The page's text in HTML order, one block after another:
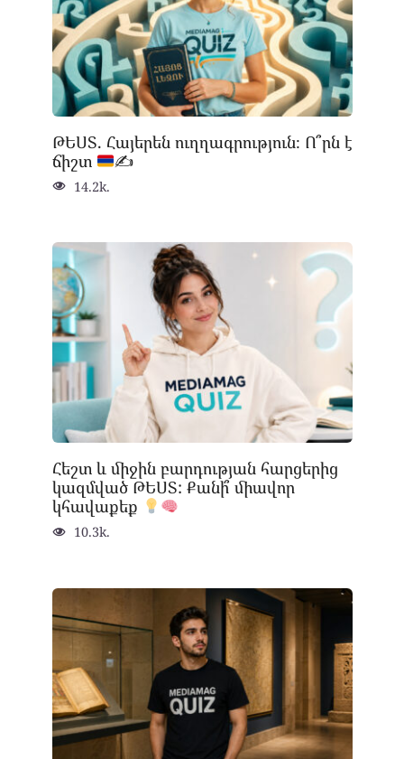
ԹԵՍՏ. Հայերեն ուղղագրություն։ Ո՞րն է
ճիշտ
✍
14.2k.
Հեշտ և միջին բարդության հարցերից
կազմված ԹԵՍՏ: Քանի՞ միավոր
կհավաքեք
10.3k.